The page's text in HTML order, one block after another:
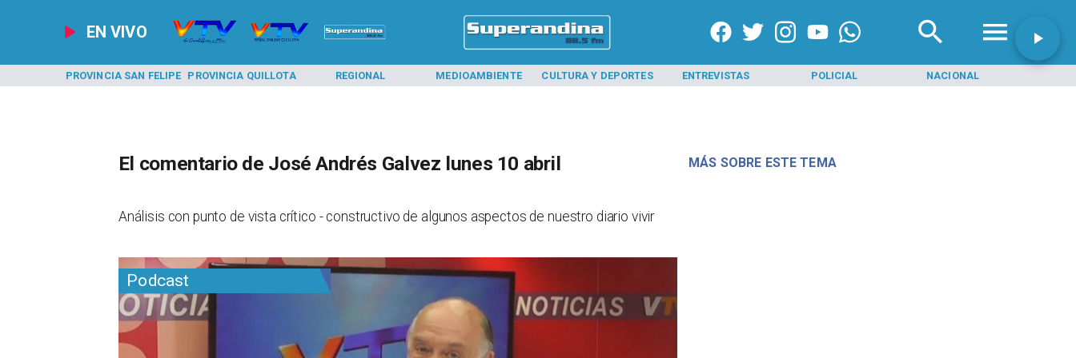
EN VIVO
PROVINCIA SAN FELIPE PROVINCIA QUILLOTA REGIONAL MEDIOAMBIENTE CULTURA Y DEPORTES ENTREVISTAS POLICIAL NACIONAL
Podcast
MÁS SOBRE ESTE TEMA
El comentario de José Andrés Galvez lunes 10 abril
Análisis con punto de vista crítico - constructivo de algunos aspectos de nuestro diario vivir